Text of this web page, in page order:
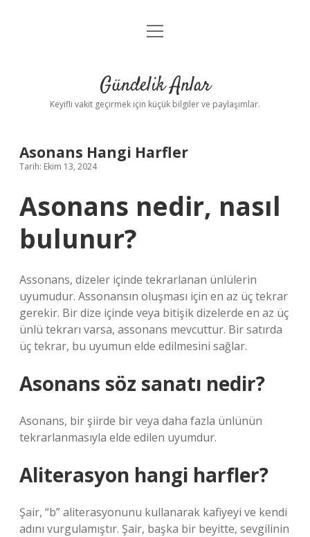
Anasayfa
Yasal Uyarı
menüyü
Gündelik Anlar
Keyifli vakit geçirmek için küçük bilgiler ve paylaşımlar.
Asonans Hangi Harfler
Tarih: Ekim 13, 2024
Asonans nedir, nasıl
bulunur?
Assonans, dizeler içinde tekrarlanan ünlülerin
uyumudur. Assonansın oluşması için en az üç tekrar
gerekir. Bir dize içinde veya bitişik dizelerde en az üç
ünlü tekrarı varsa, assonans mevcuttur. Bir satırda
üç tekrar, bu uyumun elde edilmesini sağlar.
Asonans söz sanatı nedir?
Asonans, bir şiirde bir veya daha fazla ünlünün
tekrarlanmasıyla elde edilen uyumdur.
Aliterasyon hangi harfler?
Şair, “b” aliterasyonunu kullanarak kafiyeyi ve kendi
adını vurgulamıştır. Şair, başka bir beyitte, sevgilinin